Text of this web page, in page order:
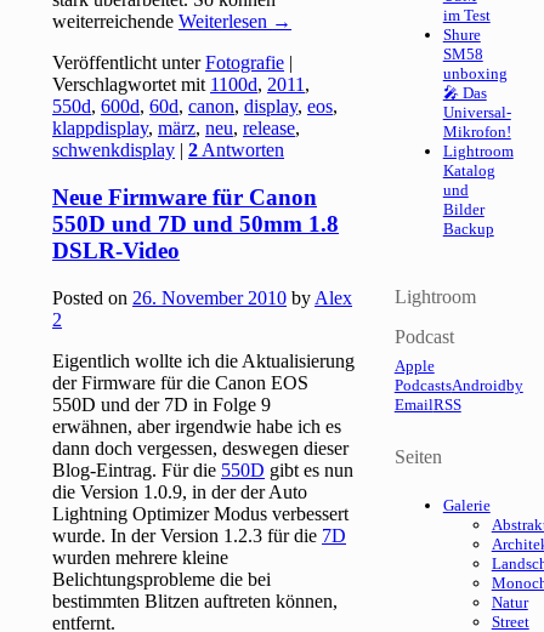
weiterreichendeWeiterlesen →
Veröffentlicht unter Fotografie |
Verschlagwortet mit 1100d,2011,
550d,600d,60d,canon,display,eos,
klappdisplay,märz,neu,release,
schwenkdisplay |2Antworten
Neue Firmware für Canon
550D und 7D und 50mm 1.8
DSLR-Video
Posted on 26. November 2010 by Alex
2
Eigentlich wollte ich die Aktualisierung
der Firmware für die Canon EOS
550D und der 7D in Folge 9
erwähnen, aber irgendwie habe ich es
dann doch vergessen, deswegen dieser
Blog-Eintrag. Für die 550D gibt es nun
die Version 1.0.9, in der der Auto
Lightning Optimizer Modus verbessert
wurde. In der Version 1.2.3 für die 7D
wurden mehrere kleine
Belichtungsprobleme die bei
bestimmten Blitzen auftreten können,
entfernt.
im Test
Shure
SM58
unboxing
🎤 Das
Universal-
Mikrofon!
Lightroom
Katalog
und
Bilder
Backup
Lightroom
Podcast
Apple
PodcastsAndroidby
EmailRSS
Seiten
Galerie
Natur
Street